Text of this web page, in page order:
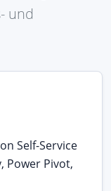
und
Self-Service
Power Pivot,